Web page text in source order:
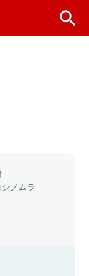
ノムラ